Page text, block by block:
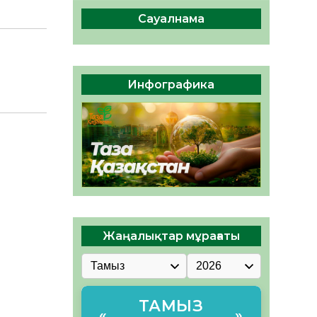
04.08.2026 47 0
Құрылтай: Қызылордада
1344 комиссия мүшесінің
04.08.2026
38 0
ҚҰРЫЛТАЙ САЙЛАУЫ – ЕЛ
БІРЛІГІ МЕН АЗАМАТТЫҚ
ЖАУАПКЕРШІЛІКТІҢ
КӨРІНІСІ
04.08.2026 49 0
Сауалнама
Инфографика
Жаңалықтар мұрағаты
ТАМЫЗ